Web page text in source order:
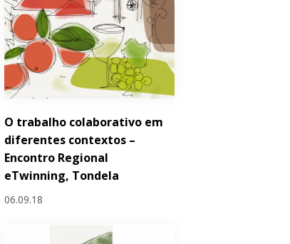
O trabalho colaborativo em
diferentes contextos –
Encontro Regional
eTwinning, Tondela
06.09.18